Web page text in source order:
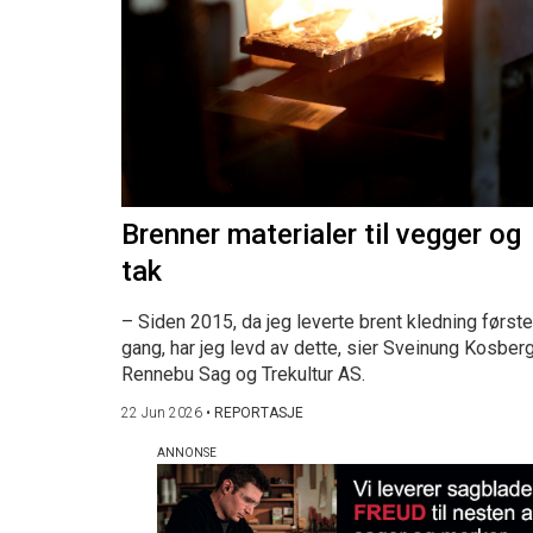
Brenner materialer til vegger og
tak
– Siden 2015, da jeg leverte brent kledning første
gang, har jeg levd av dette, sier Sveinung
Rennebu Sag og Trekultur AS.
22 Jun 2026 • REPORTASJE